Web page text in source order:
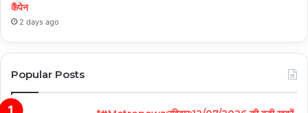
कैंपेन
2 days ago
Popular Posts